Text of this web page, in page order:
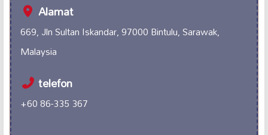
Alamat
669, Jln Sultan Iskandar, 97000 Bintulu, Sarawak,
Malaysia
telefon
+60 86-335 367